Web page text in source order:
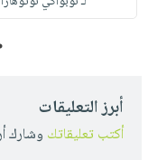
أبرز التعليقات
أكتب تعليقاتك وشارك